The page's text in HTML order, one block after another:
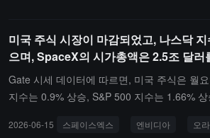
월 최고 기록을 세웠으며, AI가 가장 핵심적인
습니다.구체적인 실행 측면에서 여러 주요 기
축을 시행했습니다. 오라클(Oracle)의 최신
개월 동안 내부 AI 기술 배치로 인해 2.1만 명(
를 감축했으며, 경영진은 생성형 AI의 광범위
미국 주식 시장이 마감되었고, 나스닥
으며, SpaceX의 시가총액은 2.5조 달러
Gate 시세 데이터에 따르면, 미국 주식은 월
지수는 0.9% 상승, S&P 500 지수는 1.66%
총액이 2.5조 달러를 돌파했습니다. 엔비디아
2026-06-15 스페이스엑스 엔비디아 오